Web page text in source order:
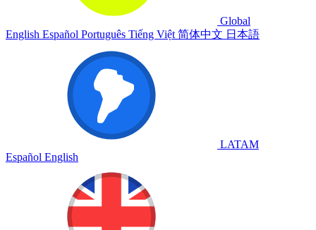
Global
English Español Português Tiếng Việt 简体中文 日本語
LATAM
Español English